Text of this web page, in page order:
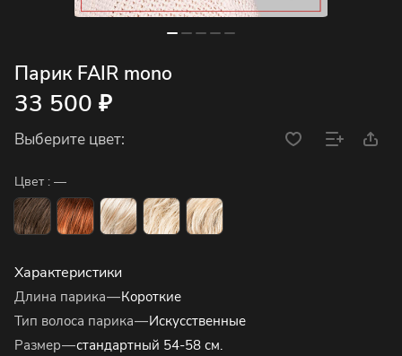
Парик FAIR mono
33 500 ₽
Выберите цвет:
Цвет : —
Характеристики
Длина парика—Короткие
Тип волоса парика—Искусственные
Размер—стандартный 54-58 см.